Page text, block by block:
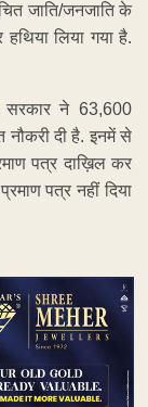
जाति/जनजाति के
लिया गया है.
सरकार ने 63,600
नौकरी दी है. इनमें से
पत्र दाख़िल कर
पत्र नहीं दिया